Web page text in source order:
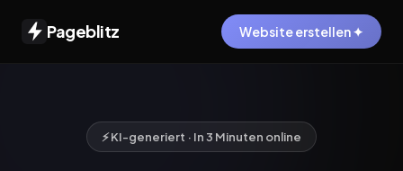
Pageblitz Website erstellen ✦
⚡ KI-generiert · In 3 Minuten online